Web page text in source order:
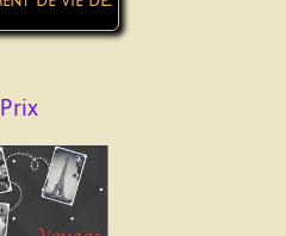
Prix